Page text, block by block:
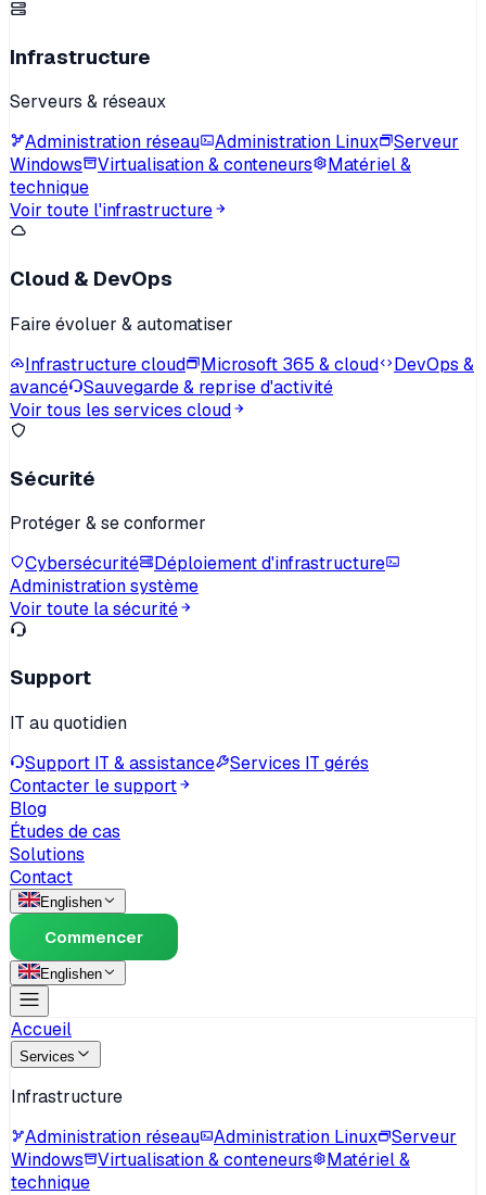
Infrastructure
Serveurs & réseaux
Administration réseau
Administration Linux
Serveur
Windows
Virtualisation & conteneurs
Matériel &
technique
Voir toute l'infrastructure
Cloud & DevOps
Faire évoluer & automatiser
Infrastructure cloud
Microsoft 365 & cloud
DevOps &
avancé
Sauvegarde & reprise d'activité
Voir tous les services cloud
Sécurité
Protéger & se conformer
Cybersécurité
Déploiement d'infrastructure
Administration système
Voir toute la sécurité
Support
IT au quotidien
Support IT & assistance
Services IT gérés
Contacter le support
Blog
Études de cas
Solutions
Contact
Englishen
Commencer
Englishen
Accueil
Services
Infrastructure
Administration réseau
Administration Linux
Serveur
Windows
Virtualisation & conteneurs
Matériel &
technique